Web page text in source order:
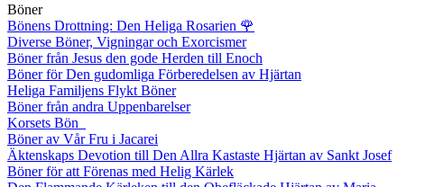
Böner
Bönens Drottning: Den Heliga Rosarien 🌹
Diverse Böner, Vigningar och Exorcismer
Böner från Jesus den gode Herden till Enoch
Böner för Den gudomliga Förberedelsen av Hjärtan
Heliga Familjens Flykt Böner
Böner från andra Uppenbarelser
Korsets Bön
Böner av Vår Fru i Jacarei
Äktenskaps Devotion till Den Allra Kastaste Hjärtan av Sankt Josef
Böner för att Förenas med Helig Kärlek